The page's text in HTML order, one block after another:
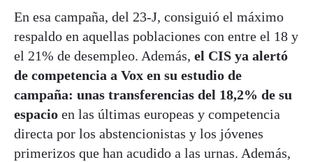
En esa campaña, del 23-J, consiguió el máximo
respaldo en aquellas poblaciones con entre el 18 y
el 21% de desempleo. Además, el CIS ya alertó
de competencia a Vox en su estudio de
campaña: unas transferencias del 18,2% de su
espacio en las últimas europeas y competencia
directa por los abstencionistas y los jóvenes
primerizos que han acudido a las urnas. Además,